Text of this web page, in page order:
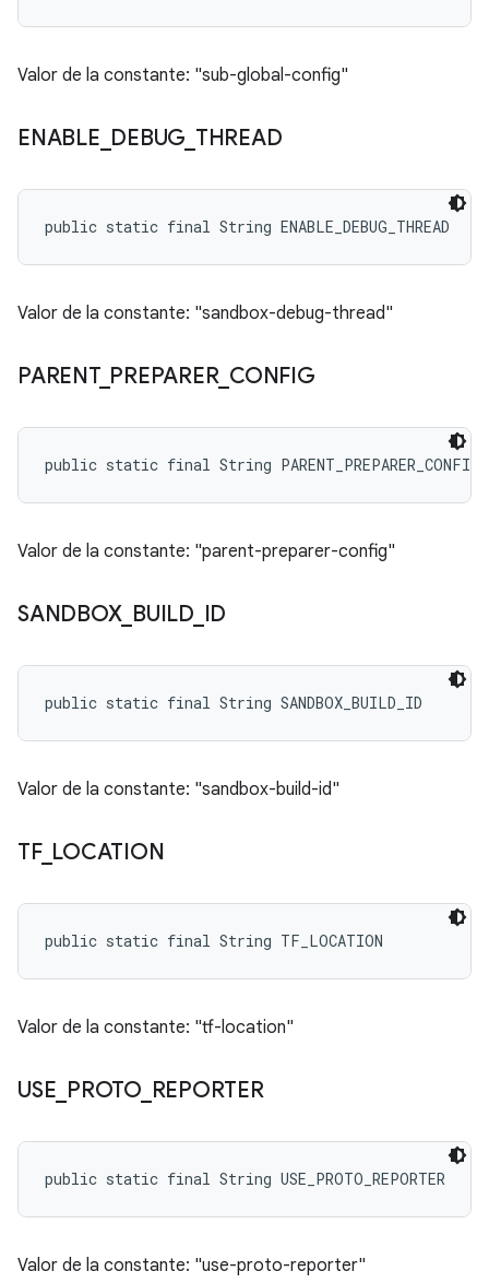
Valor de la constante: "sub-global-config"
ENABLE DEBUG THREAD
public static final String ENABLE_DEBUG_THREAD
Valor de la constante: "sandbox-debug-thread"
PARENT_ PREPARER_ CONFIG
public static final String PARENT_PREPARER_CONFIG
Valor de la constante: "parent-preparer-config"
SANDBOX_ BUILD_ ID
public static final String SANDBOX_BUILD_ID
Valor de la constante: "sandbox-build-id"
TF_ LOCATION
public static final String TF_LOCATION
Valor de la constante: "tf-location"
USE PROTO_ REPORTER
public static final String USE_PROTO_REPORTER
Valor de la constante: "use-proto-reporter"